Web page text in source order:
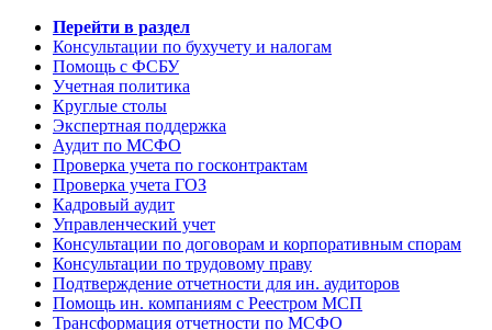
Перейти в раздел
Консультации по бухучету и налогам
Помощь с ФСБУ
Учетная политика
Круглые столы
Экспертная поддержка
Аудит по МСФО
Проверка учета по госконтрактам
Проверка учета ГОЗ
Кадровый аудит
Управленческий учет
Консультации по договорам и корпоративным спорам
Консультации по трудовому праву
Подтверждение отчетности для ин. аудиторов
Помощь ин. компаниям с Реестром МСП
Трансформация отчетности по МСФО